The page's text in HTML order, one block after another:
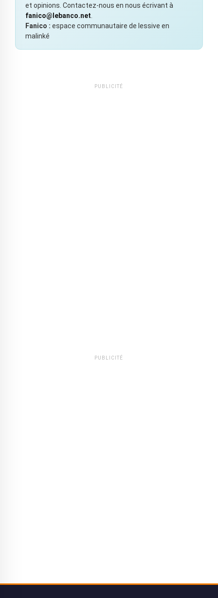
et opinions. Contactez-nous en nous écrivant à
fanico@lebanco.net
Fanico : espace communautaire de lessive en
malinké
PUBLICITÉ
PUBLICITÉ